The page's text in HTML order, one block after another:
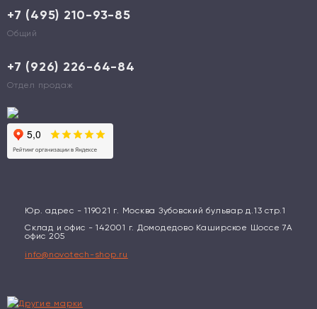
+7 (495) 210-93-85
Общий
+7 (926) 226-64-84
Отдел продаж
Юр. адрес - 119021 г. Москва Зубовский бульвар д.13 стр.1
Склад и офис - 142001 г. Домодедово Каширское Шоссе 7А
офис 205
info@novotech-shop.ru